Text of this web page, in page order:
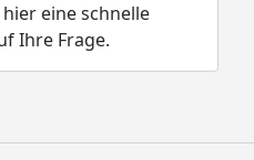
hier eine schnelle
Ihre Frage.